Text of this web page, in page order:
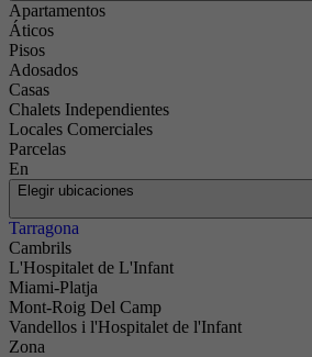
que estás
Apartamentos
Áticos
Pisos
Adosados
Casas
Chalets Independientes
Locales Comerciales
Parcelas
En
Elegir ubicaciones
Tarragona
Cambrils
L'Hospitalet de L'Infant
Miami-Platja
Mont-Roig Del Camp
Vandellos i l'Hospitalet de l'Infant
Zona